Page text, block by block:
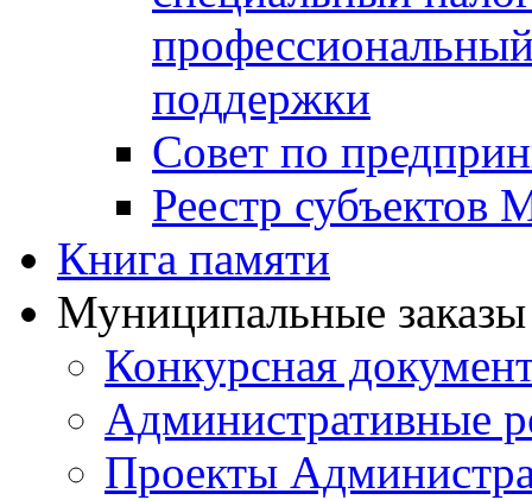
поддержки
Совет по
Реестр
Книга памяти
Муниципальные
Конкурсная
Административные
Проекты